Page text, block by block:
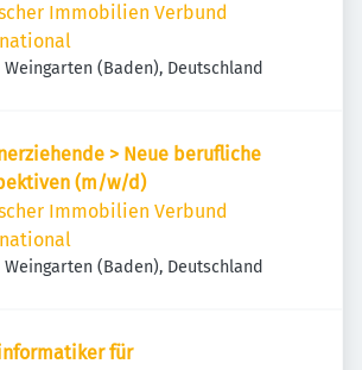
Immobilien Verbund
Weingarten (Baden), Deutschland
> Neue berufliche
(m/w/d)
Immobilien Verbund
Weingarten (Baden), Deutschland
für